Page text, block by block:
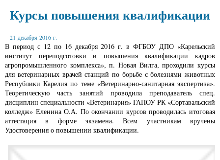
Курсы повышения квалификации
21 декабря 2016 г.
В период с 12 по 16 декабря 2016 г. в ФГБОУ ДПО «Карельский
институт переподготовки и повышения квалификации кадров
агропромышленного комплекса», п. Новая Вилга, проходили курсы
для ветеринарных врачей станций по борьбе с болезнями животных
Республики Карелия по теме «Ветеринарно-санитарная экспертиза».
Теоретическую часть занятий проводила преподаватель спец.
дисциплин специальности «Ветеринария» ГАПОУ РК «Сортавальский
колледж» Еленина О.А. По окончании курсов проводилась итоговая
аттестация в форме экзамена. Всем участникам вручены
Удостоверения о повышении квалификации.